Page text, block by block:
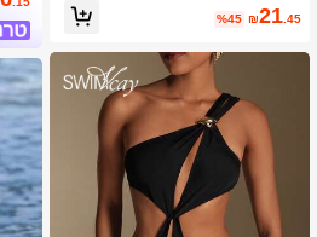
₪21.45
%45